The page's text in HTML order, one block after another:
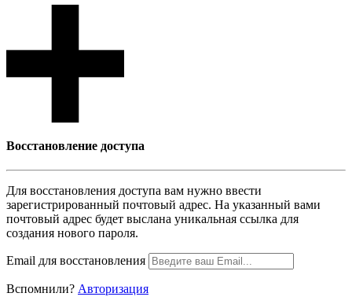
Восcтановление доступа
Для восcтановления доступа вам нужно ввести
зарегистрированный почтовый адрес. На указанный вами
почтовый адрес будет выслана уникальная ссылка для
создания нового пароля.
Email для восcтановления
Вспомнили? Авторизация